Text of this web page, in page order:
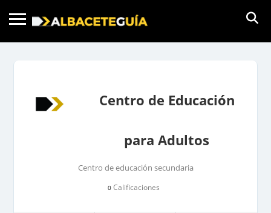
Centro de Educación
para Adultos
Centro de educación secundaria
0 Calificaciones